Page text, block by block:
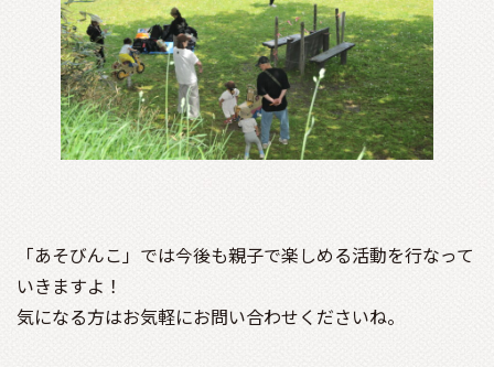
「あそびんこ」では今後も親子で楽しめる活動を行なって
いきますよ！
気になる方はお気軽にお問い合わせくださいね。